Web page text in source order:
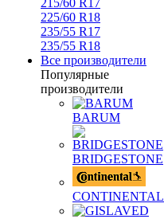
215/60 R17
225/60 R18
235/55 R17
235/55 R18
Все производители
Популярные
производители
BARUM
BRIDGESTONE
CONTINENTAL